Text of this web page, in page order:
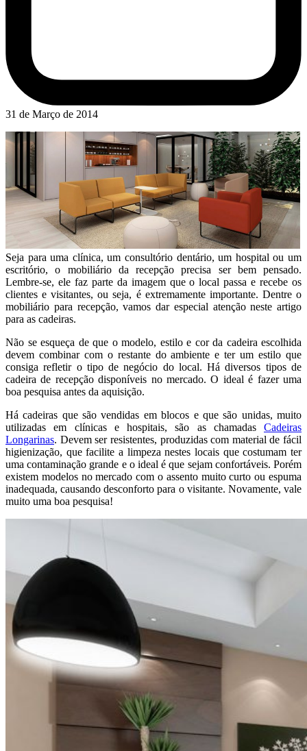
31 de Março de 2014
Seja para uma clínica, um consultório dentário, um hospital ou um
escritório, o mobiliário da recepção precisa ser bem pensado.
Lembre-se, ele faz parte da imagem que o local passa e recebe os
clientes e visitantes, ou seja, é extremamente importante. Dentre o
mobiliário para recepção, vamos dar especial atenção neste artigo
para as cadeiras.
Não se esqueça de que o modelo, estilo e cor da cadeira escolhida
devem combinar com o restante do ambiente e ter um estilo que
consiga refletir o tipo de negócio do local. Há diversos tipos de
cadeira de recepção disponíveis no mercado. O ideal é fazer uma
boa pesquisa antes da aquisição.
Há cadeiras que são vendidas em blocos e que são unidas, muito
utilizadas em clínicas e hospitais, são as chamadas Cadeiras
Longarinas. Devem ser resistentes, produzidas com material de fácil
higienização, que facilite a limpeza nestes locais que costumam ter
uma contaminação grande e o ideal é que sejam confortáveis. Porém
existem modelos no mercado com o assento muito curto ou espuma
inadequada, causando desconforto para o visitante. Novamente, vale
muito uma boa pesquisa!